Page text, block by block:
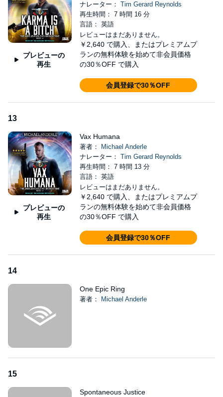
プレビューの
再生
ナレーター： Tim Gerard Reynolds
再生時間： 7 時間 16 分
言語： 英語
レビューはまだありません。
￥2,640 で購入、またはプレミアムプ
ランの無料体験を始めて非会員価格
の30％OFF で購入
会員登録で30％OFF
13
プレビューの
再生
Vax Humana
著者：
Michael Anderle
ナレーター： Tim Gerard Reynolds
再生時間： 7 時間 13 分
言語： 英語
レビューはまだありません。
￥2,640 で購入、またはプレミアムプ
ランの無料体験を始めて非会員価格
の30％OFF で購入
会員登録で30％OFF
14
One Epic Ring
著者： Michael Anderle
15
Spontaneous Justice